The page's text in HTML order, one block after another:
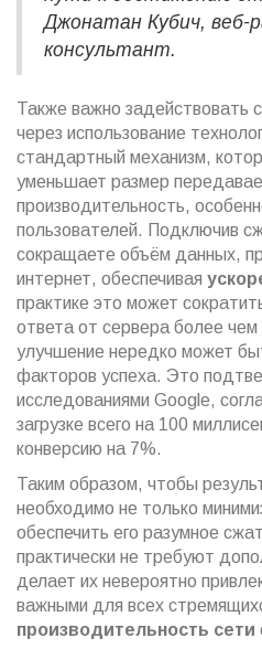
Джонатан Кубич, веб-
консультант.
Также важно задействовать
через использование
стандартный механизм,
уменьшает размер
производительность,
пользователей. Подключив
сокращаете объём данных,
интернет, обеспечивая
практике это может
ответа от сервера более
улучшение нередко может
факторов успеха. Это
исследованиями Google,
загрузке всего на 100
конверсию на 7%.
Таким образом, чтобы
необходимо не только
обеспечить его разумное
практически не требуют
делает их невероятно
важными для всех
производительность сети